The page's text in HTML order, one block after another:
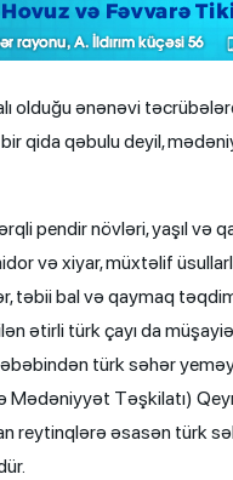
olduğu ənənəvi
qida qəbulu deyil,
pendir növləri, yaşıl və
və xiyar, müxtəlif
bal və qaymaq
ətirli türk çayı da
türk səhər
Mədəniyyət Təşkilatı)
reytinqlərə əsasən türk